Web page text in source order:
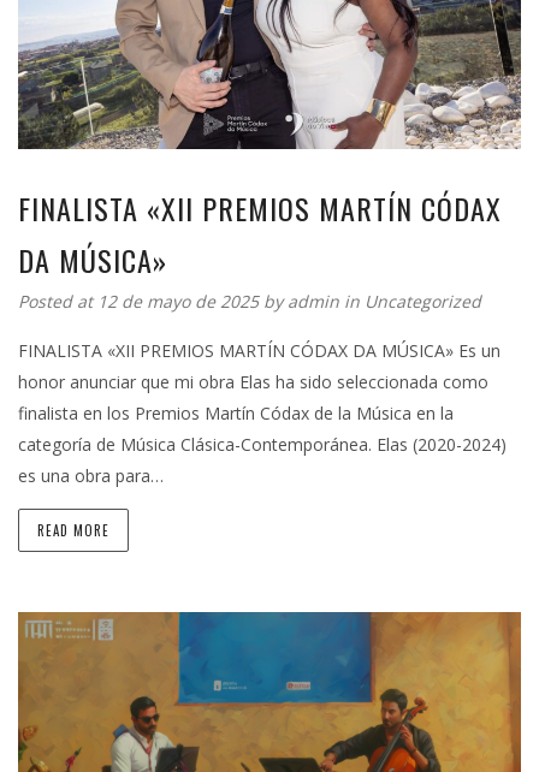
FINALISTA «XII PREMIOS MARTÍN CÓDAX
DA MÚSICA»
Posted at 12 de mayo de 2025 byadmin in Uncategorized
FINALISTA «XII PREMIOS MARTÍN CÓDAX DA MÚSICA» Es un
honor anunciar que mi obra Elas ha sido seleccionada como
finalista en los Premios Martín Códax de la Música en la
categoría de Música Clásica-Contemporánea. Elas (2020-2024)
es una obra para…
READ MORE